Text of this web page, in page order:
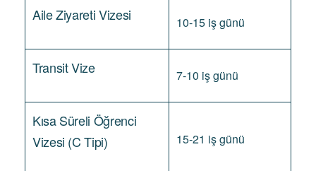
Aile Ziyareti Vizesi 10-15 iş günü
Transit Vize 7-10 iş günü
Kısa Süreli Öğrenci
Vizesi (C Tipi)
15-21 iş günü